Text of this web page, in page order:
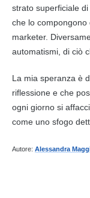
strato superficiale
che lo
marketer.
automatismi, di ciò
La mia speranza è
riflessione e che
ogni giorno si
come uno sfogo
Autore: Alessandra